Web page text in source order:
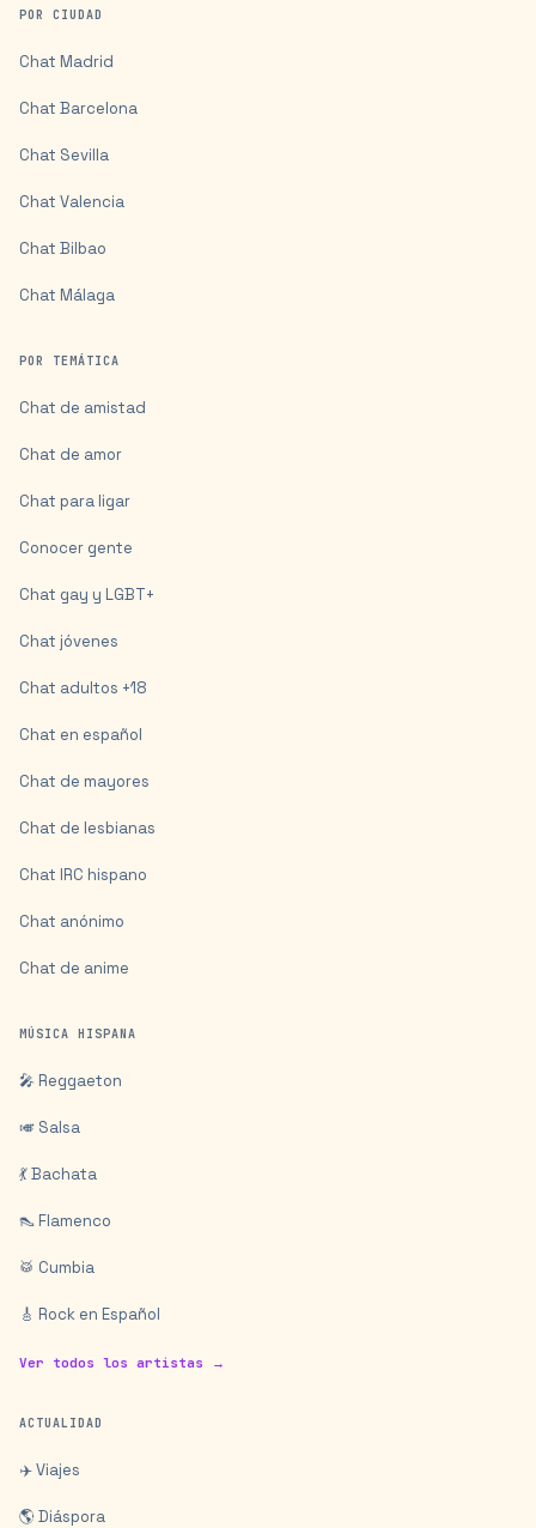
POR CIUDAD
Chat Madrid
Chat Barcelona
Chat Sevilla
Chat Valencia
Chat Bilbao
Chat Málaga
POR TEMÁTICA
Chat de amistad
Chat de amor
Chat para ligar
Conocer gente
Chat gay y LGBT+
Chat jóvenes
Chat adultos +18
Chat en español
Chat de mayores
Chat de lesbianas
Chat IRC hispano
Chat anónimo
Chat de anime
MÚSICA HISPANA
🎤 Reggaeton
🎺 Salsa
💃 Bachata
👠 Flamenco
🥁 Cumbia
🎸 Rock en Español
Ver todos los artistas →
ACTUALIDAD
✈️ Viajes
🌎 Diáspora